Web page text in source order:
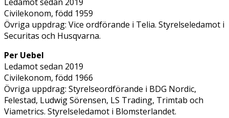
Civilekonom, född 1959
Övriga uppdrag: Vice ordförande i Telia. Styrelseledamot i
Securitas och Husqvarna.
Per Uebel
Ledamot sedan 2019
Civilekonom, född 1966
Övriga uppdrag: Styrelseordförande i BDG Nordic,
Felestad, Ludwig Sörensen, LS Trading, Trimtab och
Viametrics. Styrelseledamot i Blomsterlandet.